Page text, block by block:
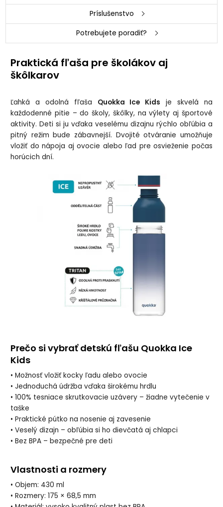
Príslušenstvo
Potrebujete poradiť?
Praktická fľaša pre školákov aj
škôlkarov
Ľahká a odolná fľaša Quokka Ice Kids je skvelá na
každodenné pitie – do školy, škôlky, na výlety aj športové
aktivity. Deti si ju vďaka veselému dizajnu rýchlo obľúbia a
pitný režim bude zábavnejší. Dvojité otváranie umožňuje
vložiť do nápoja aj ovocie alebo ľad pre osvieženie počas
horúcich dní.
Prečo si vybrať detskú fľašu Quokka Ice
Kids
• Možnosť vložiť kocky ľadu alebo ovocie
• Jednoduchá údržba vďaka širokému hrdlu
• 100% tesniace skrutkovacie uzávery – žiadne vytečenie v
taške
• Praktické pútko na nosenie aj zavesenie
• Veselý dizajn – obľúbia si ho dievčatá aj chlapci
• Bez BPA – bezpečné pre deti
Vlastnosti a rozmery
• Objem: 430 ml
• Rozmery: 175 × 68,5 mm